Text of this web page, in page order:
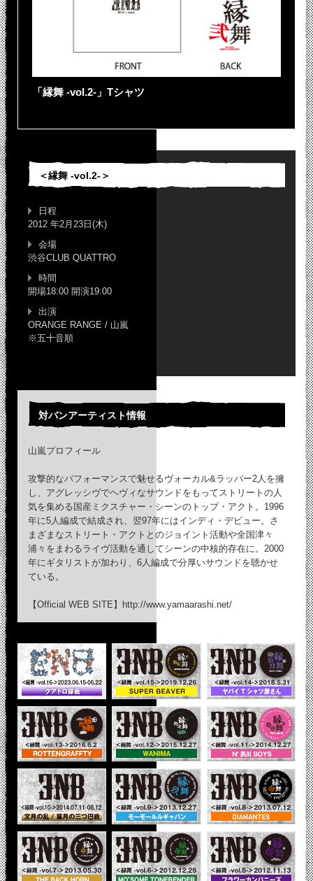
「縁舞 -vol.2-」Tシャツ
＜縁舞 -vol.2-＞
日程
2012 年2月23日(木)
会場
渋谷CLUB QUATTRO
時間
開場18:00 開演19:00
出演
ORANGE RANGE / 山嵐
※五十音順
対バンアーティスト情報
山嵐プロフィール
攻撃的なパフォーマンスで魅せるヴォーカル&ラッパー2人を擁
し、アグレッシヴでヘヴィなサウンドをもってストリートの人
気を集める国産ミクスチャー・シーンのトップ・アクト。1996
年に5人編成で結成され、翌97年にはインディ・デビュー。さ
まざまなストリート・アクトとのジョイント活動や全国津々
浦々をまわるライヴ活動を通してシーンの中核的存在に。2000
年にギタリストが加わり、6人編成で分厚いサウンドを聴かせ
ている。
【Official WEB SITE】 http://www.yamaarashi.net/